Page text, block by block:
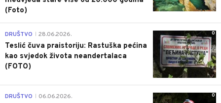
(Foto)
0
DRUŠTVO 28.06.2026.
Teslić čuva praistoriju: Rastuška pećina
kao svjedok života neandertalaca
(FOTO)
0
DRUŠTVO 06.06.2026.